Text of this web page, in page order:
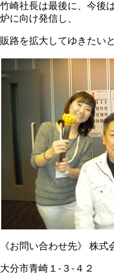
竹崎社長は最後に、今後
炉に向け発信し、
販路を拡大してゆきたい
《お問い合わせ先》 株式
大分市青崎１-３-４２